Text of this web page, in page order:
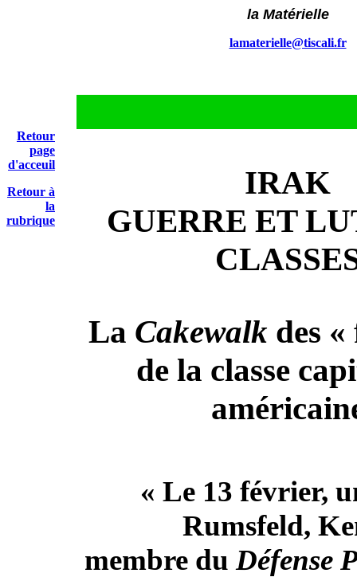
la Matérielle
lamaterielle@tiscali.fr
Retour
page
d'acceuil
Retour à
la
rubrique
IRAK
GUERRE ET
La Cakewalk des
de la classe
« Le 13 février,
Rumsfeld,
membre du Défense